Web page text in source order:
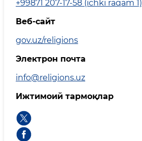
+99871 207-17-58 (ichki raqam 1)
Веб-сайт
gov.uz/religions
Электрон почта
info@religions.uz
Ижтимоий тармоқлар